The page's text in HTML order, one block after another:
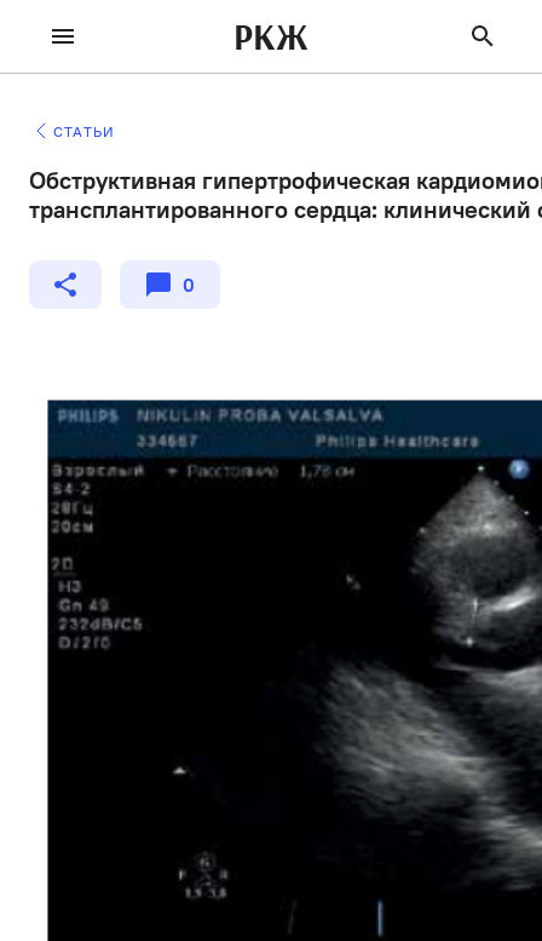
РКЖ
СТАТЬИ
Обструктивная гипертрофическая
трансплантированного сердца: клинический
0